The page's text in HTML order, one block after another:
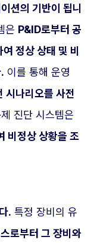
션의 기반이 됩니
은 P&ID로부터 공
정상 상태 및 비
이를 통해 운영
시나리오를 사전
진단 시스템은
비정상 상황을 조
. 특정 장비의 유
로부터 그 장비와